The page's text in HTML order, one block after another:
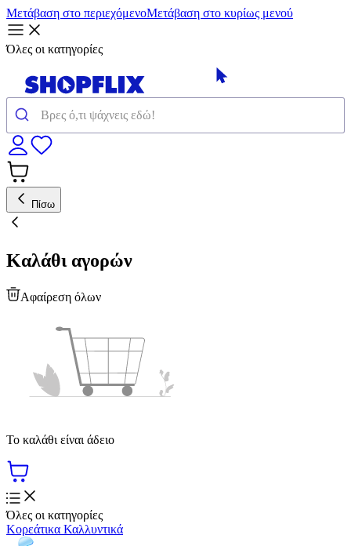
Μετάβαση στο περιεχόμενοΜετάβαση στο κυρίως μενού
Όλες οι κατηγορίες
Πίσω
Καλάθι αγορών
Αφαίρεση όλων
Το καλάθι είναι άδειο
Όλες οι κατηγορίες
Κορεάτικα Καλλυντικά